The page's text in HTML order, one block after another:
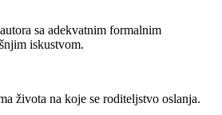
sa adekvatnim formalnim
iskustvom.
života na koje se roditeljstvo oslanja.